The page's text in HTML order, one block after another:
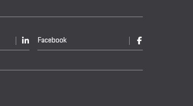
Facebook